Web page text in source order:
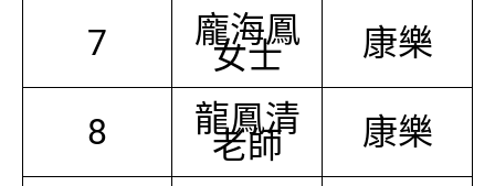
7 龐海鳳
女士 康樂
8 龍鳳清
老師 康樂